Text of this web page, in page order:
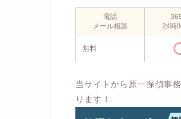
電話
メール相談
24時
無料
当サイトから原一探偵事
ります！